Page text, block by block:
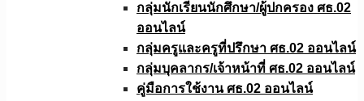
กลุ่มนักเรียนนักศึกษา/ผู้ปกครอง ศธ.02
ออนไลน์
กลุ่มครูและครูที่ปรึกษา ศธ.02 ออนไลน์
กลุ่มบุคลากร/เจ้าหน้าที่ ศธ.02 ออนไลน์
คู่มือการใช้งาน ศธ.02 ออนไลน์